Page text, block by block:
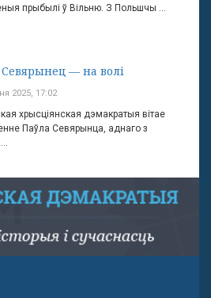
прыбылі ў Вільню. З Польшчы ...
— на волі
2025, 17:02
хрысціянская дэмакратыя вітае
Паўла Севярынца, аднаго з